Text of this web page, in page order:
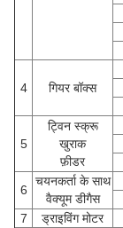
4 गियर बॉक्स
5
ट्विन स्क्रू
खुराक
फ़ीडर
6
चयनकर्ता के साथ
वैक्यूम डीगैस
7
ड्राइविंग मोटर